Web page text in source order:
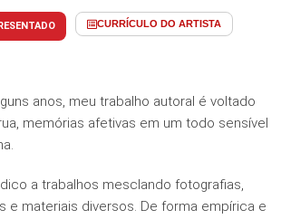
CURRÍCULO DO ARTISTA
anos, meu trabalho autoral é voltado
memórias afetivas em um todo sensível
a trabalhos mesclando fotografias,
e materiais diversos. De forma empírica e